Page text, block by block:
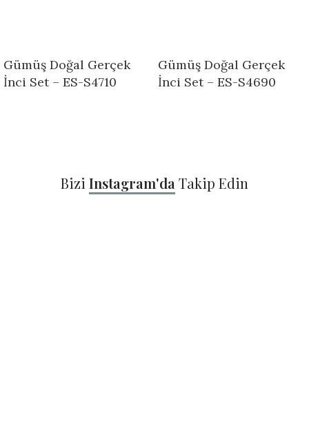
Gümüş Doğal Gerçek
İnci Set – ES-S4710
Gümüş Doğal Gerçek
İnci Set – ES-S4690
Bizi Instagram'da Takip Edin